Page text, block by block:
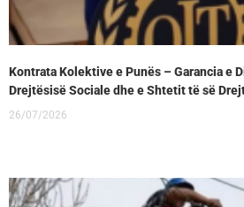
Kontrata Kolektive e Punës – Garancia e
Drejtësisë Sociale dhe e Shtetit të së
26/07/2026